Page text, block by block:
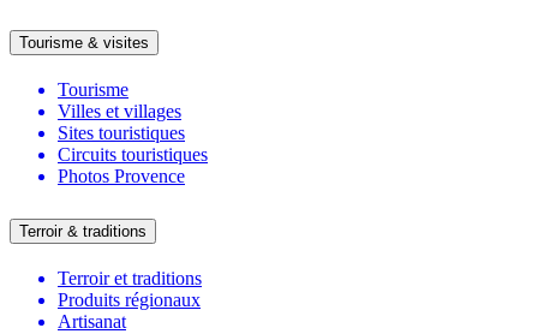
Tourisme & visites
Tourisme
Villes et villages
Sites touristiques
Circuits touristiques
Photos Provence
Terroir & traditions
Terroir et traditions
Produits régionaux
Artisanat